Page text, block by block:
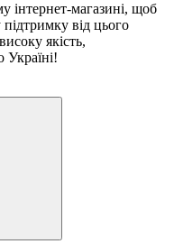
інтернет-магазині, щоб
від цього
якість,
Україні!